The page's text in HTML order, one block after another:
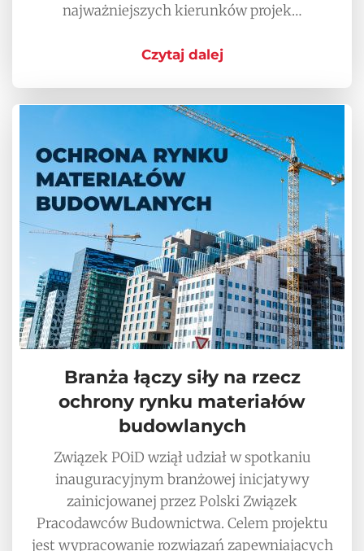
najważniejszych kierunków projek…
Czytaj dalej
Branża łączy siły na rzecz
ochrony rynku materiałów
budowlanych
Związek POiD wziął udział w spotkaniu
inauguracyjnym branżowej inicjatywy
zainicjowanej przez Polski Związek
Pracodawców Budownictwa. Celem projektu
jest wypracowanie rozwiązań zapewniających